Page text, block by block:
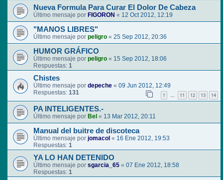
Nueva Formula Para Curar El Dolor De Cabeza
Último mensaje por FIGORON « 12 Oct 2012, 12:19
"MANOS LIBRES"
Último mensaje por peligro « 25 Sep 2012, 20:36
HUMOR GRÁFICO
Último mensaje por peligro « 15 Sep 2012, 18:06
Respuestas: 1
Chistes
Último mensaje por depeche « 09 Jun 2012, 12:49
Respuestas: 131 1 … 11 12 13 14
PA INTELIGENTES.-
Último mensaje por Bel « 13 Mar 2012, 20:11
Manual del buitre de discoteca
Último mensaje por jomacol « 16 Ene 2012, 19:53
Respuestas: 1
YA LO HAN DETENIDO
Último mensaje por sgarcia_65 « 07 Ene 2012, 18:58
Respuestas: 1